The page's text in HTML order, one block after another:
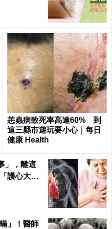
恙蟲病致死率高達60% 到
這三縣市遊玩要小心｜每日
健康 Health
」，離這
護心大
」！醫師